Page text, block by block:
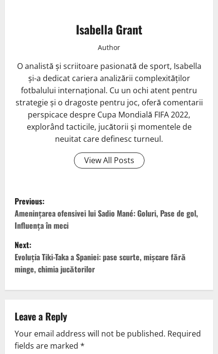
Isabella Grant
Author
O analistă și scriitoare pasionată de sport, Isabella
și-a dedicat cariera analizării complexităților
fotbalului internațional. Cu un ochi atent pentru
strategie și o dragoste pentru joc, oferă comentarii
perspicace despre Cupa Mondială FIFA 2022,
explorând tacticile, jucătorii și momentele de
neuitat care definesc turneul.
View All Posts
P
o
s
t
n
v
i
Previous:
Amenințarea ofensivei lui Sadio Mané: Goluri, Pase de gol,
Influența în meci
Next:
Evoluția Tiki-Taka a Spaniei: pase scurte, mișcare fără
minge, chimia jucătorilor
Leave a Reply
Your email address will not be published. Required
fields are marked *